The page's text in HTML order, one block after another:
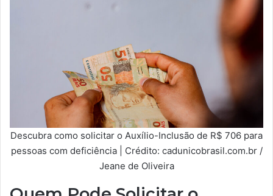
Descubra como solicitar o Auxílio-Inclusão de R$ 706 para
pessoas com deficiência | Crédito: cadunicobrasil.com.br /
Jeane de Oliveira